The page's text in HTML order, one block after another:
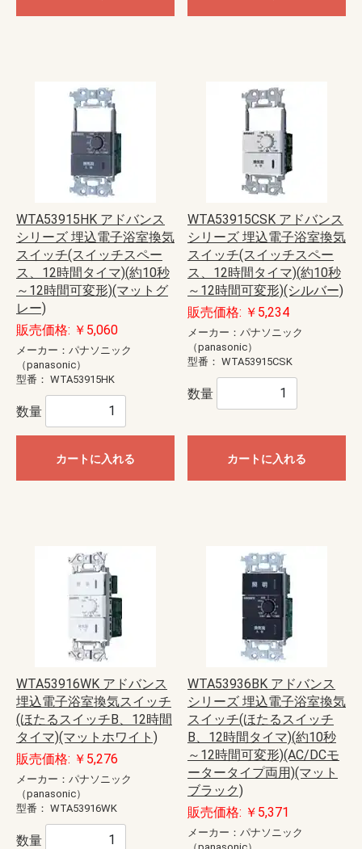
WTA53915HK アドバンス
シリーズ 埋込電子浴室換気
スイッチ(スイッチスペー
ス、12時間タイマ)(約10秒
～12時間可変形)(マットグ
レー)
販売価格: ￥5,060
メーカー：パナソニック
（panasonic）
型番： WTA53915HK
数量
カートに入れる
WTA53915CSK アドバンス
シリーズ 埋込電子浴室換気
スイッチ(スイッチスペー
ス、12時間タイマ)(約10秒
～12時間可変形)(シルバー)
販売価格: ￥5,234
メーカー：パナソニック
（panasonic）
型番： WTA53915CSK
数量
カートに入れる
WTA53916WK アドバンス
埋込電子浴室換気スイッチ
(ほたるスイッチB、12時間
タイマ)(マットホワイト)
販売価格: ￥5,276
メーカー：パナソニック
（panasonic）
型番： WTA53916WK
数量
WTA53936BK アドバンス
シリーズ 埋込電子浴室換気
スイッチ(ほたるスイッチ
B、12時間タイマ)(約10秒
～12時間可変形)(AC/DCモ
ータータイプ両用)(マット
ブラック)
販売価格: ￥5,371
メーカー：パナソニック